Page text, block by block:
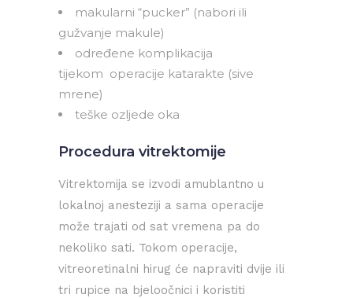
makularni “pucker” (nabori ili
gužvanje makule)
određene komplikacija
tijekom operacije katarakte (sive
mrene)
teške ozljede oka
Procedura vitrektomije
Vitrektomija se izvodi amublantno u
lokalnoj anesteziji a sama operacije
može trajati od sat vremena pa do
nekoliko sati. Tokom operacije,
vitreoretinalni hirug će napraviti dvije ili
tri rupice na bjeloočnici i koristiti